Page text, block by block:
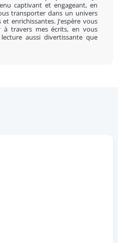
captivant et engageant, en
transporter dans un univers
enrichissantes. J'espère vous
à travers mes écrits, en vous
aussi divertissante que